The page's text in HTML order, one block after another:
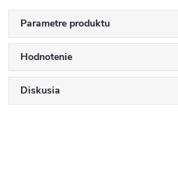
Parametre produktu
Hodnotenie
Diskusia